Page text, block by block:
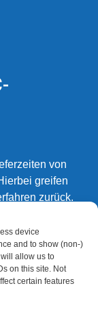
device
and to show (non-)
allow us to
on this site. Not
certain features
von
greifen
zurück.
Formstabiltät
Des Weiteren
als
werden.
standhalten,